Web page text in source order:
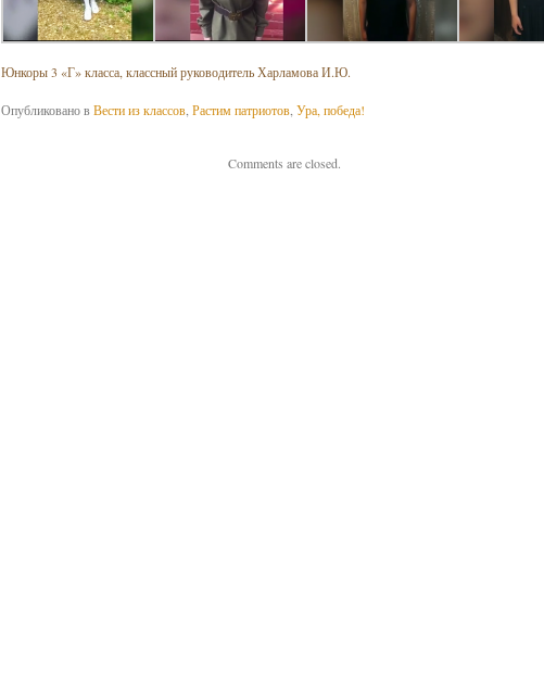
Юнкоры 3 «Г» класса, классный руководитель Харламова И.Ю.
Опубликовано вВести из классов Растим патриотов Ура, победа!
Comments are closed.